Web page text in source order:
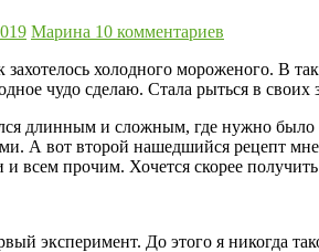
Марина 10 комментариев
захотелось холодного мороженого. В
чудо сделаю. Стала рыться в
длинным и сложным, где нужно было
А вот второй нашедшийся рецепт мне
всем прочим. Хочется скорее
эксперимент. До этого я никогда